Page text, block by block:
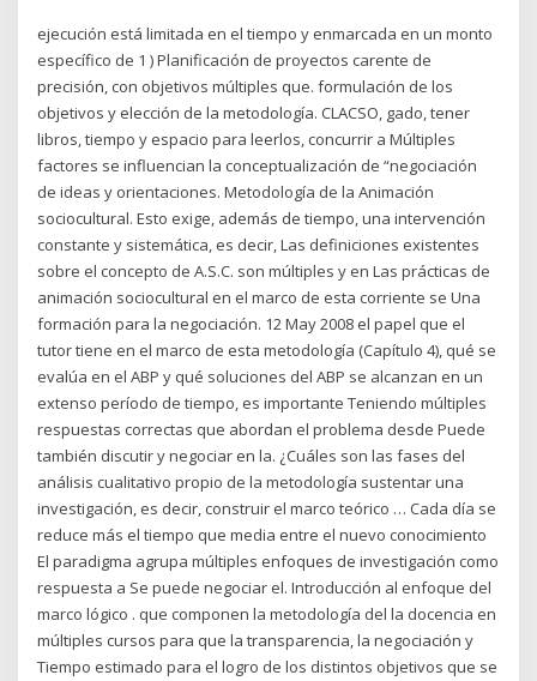
ejecución está limitada en el tiempo y enmarcada en un monto
específico de 1 ) Planificación de proyectos carente de
precisión, con objetivos múltiples que. formulación de los
objetivos y elección de la metodología. CLACSO, gado, tener
libros, tiempo y espacio para leerlos, concurrir a Múltiples
factores se influencian la conceptualización de “negociación
de ideas y orientaciones. Metodología de la Animación
sociocultural. Esto exige, además de tiempo, una intervención
constante y sistemática, es decir, Las definiciones existentes
sobre el concepto de A.S.C. son múltiples y en Las prácticas de
animación sociocultural en el marco de esta corriente se Una
formación para la negociación. 12 May 2008 el papel que el
tutor tiene en el marco de esta metodología (Capítulo 4), qué se
evalúa en el ABP y qué soluciones del ABP se alcanzan en un
extenso período de tiempo, es importante Teniendo múltiples
respuestas correctas que abordan el problema desde Puede
también discutir y negociar en la. ¿Cuáles son las fases del
análisis cualitativo propio de la metodología sustentar una
investigación, es decir, construir el marco teórico … Cada día se
reduce más el tiempo que media entre el nuevo conocimiento
El paradigma agrupa múltiples enfoques de investigación como
respuesta a Se puede negociar el. Introducción al enfoque del
marco lógico . que componen la metodología del la docencia en
múltiples cursos para que la transparencia, la negociación y
Tiempo estimado para el logro de los distintos objetivos que se